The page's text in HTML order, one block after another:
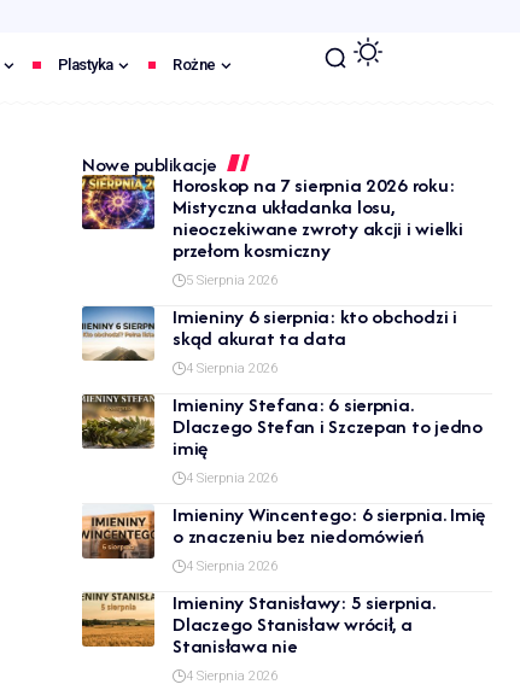
Plastyka Rożne
Nowe publikacje
Horoskop na 7 sierpnia 2026 roku:
Mistyczna układanka losu,
nieoczekiwane zwroty akcji i wielki
przełom kosmiczny
5 Sierpnia 2026
Imieniny 6 sierpnia: kto obchodzi i
skąd akurat ta data
4 Sierpnia 2026
Imieniny Stefana: 6 sierpnia.
Dlaczego Stefan i Szczepan to jedno
imię
4 Sierpnia 2026
Imieniny Wincentego: 6 sierpnia. Imię
o znaczeniu bez niedomówień
4 Sierpnia 2026
Imieniny Stanisławy: 5 sierpnia.
Dlaczego Stanisław wrócił, a
Stanisława nie
4 Sierpnia 2026